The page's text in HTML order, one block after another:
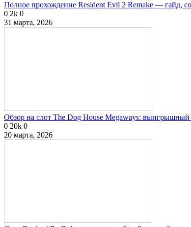
Полное прохождение Resident Evil 2 Remake — гайд,
0 2k 0
31 марта, 2026
Обзор на слот The Dog House Megaways: выигрышный
0 20k 0
20 марта, 2026